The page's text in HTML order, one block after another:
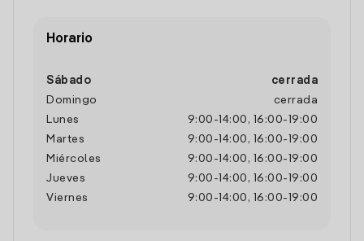
Horario
Sábado
cerrada
Domingo
cerrada
Lunes
9:00 - 14:00 , 16:00- 19:00
Martes
9:00 - 14:00 , 16:00- 19:00
Miércoles
9:00 - 14:00 , 16:00- 19:00
Jueves
9:00 - 14:00 , 16:00- 19:00
Viernes
9:00 - 14:00 , 16:00- 19:00